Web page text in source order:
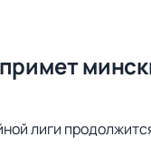
лиги